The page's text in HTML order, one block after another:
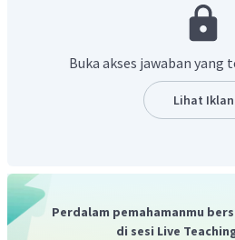
Buka akses jawaban
Lihat Iklan
Perdalam pemahamanmu
di sesi Live